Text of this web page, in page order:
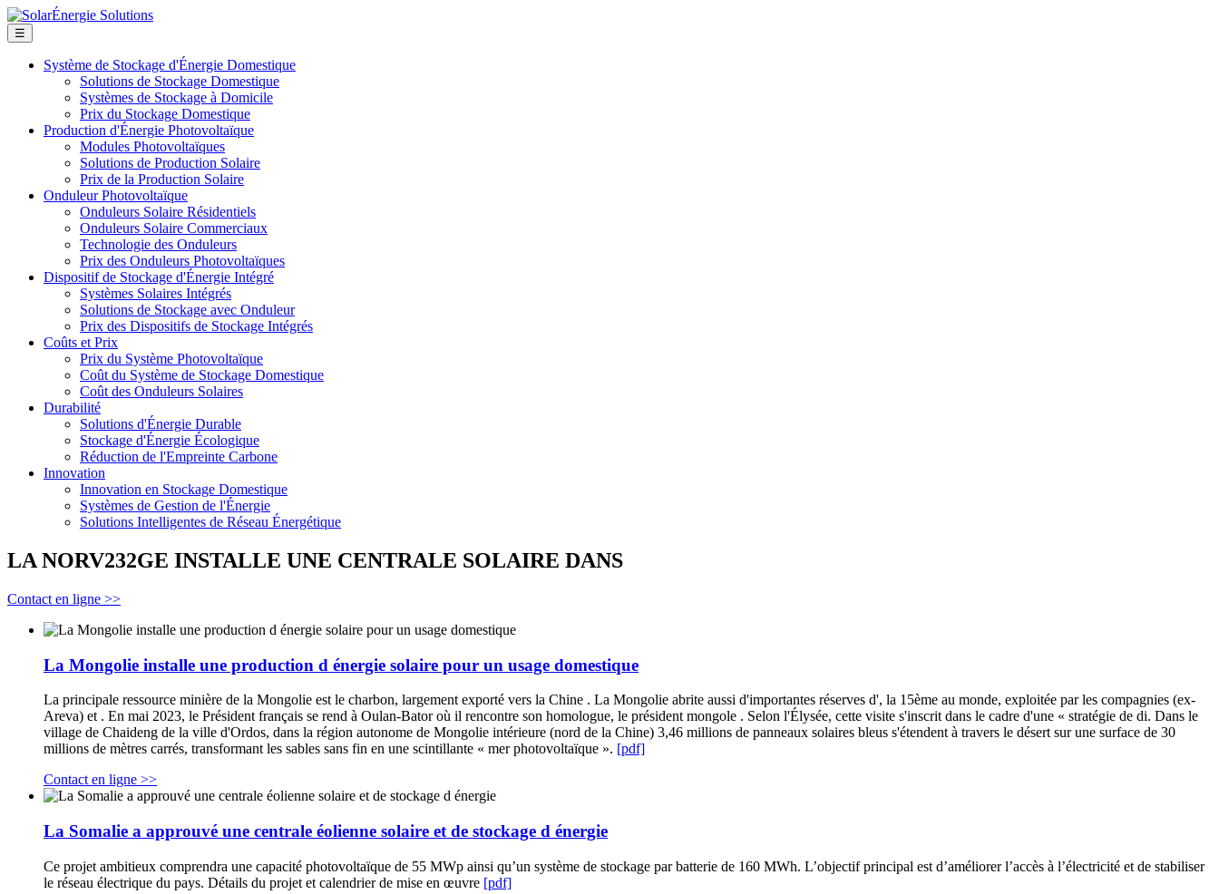
☰
Système de Stockage d'Énergie Domestique
Solutions de Stockage Domestique
Systèmes de Stockage à Domicile
Prix du Stockage Domestique
Production d'Énergie Photovoltaïque
Modules Photovoltaïques
Solutions de Production Solaire
Prix de la Production Solaire
Onduleur Photovoltaïque
Onduleurs Solaire Résidentiels
Onduleurs Solaire Commerciaux
Technologie des Onduleurs
Prix des Onduleurs Photovoltaïques
Dispositif de Stockage d'Énergie Intégré
Systèmes Solaires Intégrés
Solutions de Stockage avec Onduleur
Prix des Dispositifs de Stockage Intégrés
Coûts et Prix
Prix du Système Photovoltaïque
Coût du Système de Stockage Domestique
Coût des Onduleurs Solaires
Durabilité
Solutions d'Énergie Durable
Stockage d'Énergie Écologique
Réduction de l'Empreinte Carbone
Innovation
Innovation en Stockage Domestique
Systèmes de Gestion de l'Énergie
Solutions Intelligentes de Réseau Énergétique
LA NORV232GE INSTALLE UNE CENTRALE SOLAIRE DANS
Contact en ligne >>
La Mongolie installe une production d énergie solaire pour un usage domestique
La principale ressource minière de la Mongolie est le charbon, largement exporté vers la Chine . La Mongolie abrite aussi d'importantes réserves d', la 15ème au monde, exploitée par les compagnies (ex-
Areva) et . En mai 2023, le Président français se rend à Oulan-Bator où il rencontre son homologue, le président mongole . Selon l'Élysée, cette visite s'inscrit dans le cadre d'une « stratégie de di. Dans le
village de Chaideng de la ville d'Ordos, dans la région autonome de Mongolie intérieure (nord de la Chine) 3,46 millions de panneaux solaires bleus s'étendent à travers le désert sur une surface de 30
millions de mètres carrés, transformant les sables sans fin en une scintillante « mer photovoltaïque ». [pdf]
Contact en ligne >>
La Somalie a approuvé une centrale éolienne solaire et de stockage d énergie
Ce projet ambitieux comprendra une capacité photovoltaïque de 55 MWp ainsi qu’un système de stockage par batterie de 160 MWh. L’objectif principal est d’améliorer l’accès à l’électricité et de stabiliser
le réseau électrique du pays. Détails du projet et calendrier de mise en œuvre [pdf]